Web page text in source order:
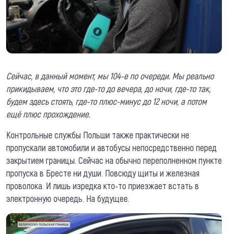
Сейчас, в данный момент, мы 104-е по очереди. Мы реально
прикидываем, что это где-то до вечера, до ночи, где-то так,
будем здесь стоять, где-то плюс-минус до 12 ночи, а потом
ещё плюс прохождение.
Контрольные службы Польши также практически не
пропускали автомобили и автобусы непосредственно перед
закрытием границы. Сейчас на обычно переполненном пункте
пропуска в Бресте ни души. Повсюду щиты и железная
проволока. И лишь изредка кто-то приезжает встать в
электронную очередь. На будущее.